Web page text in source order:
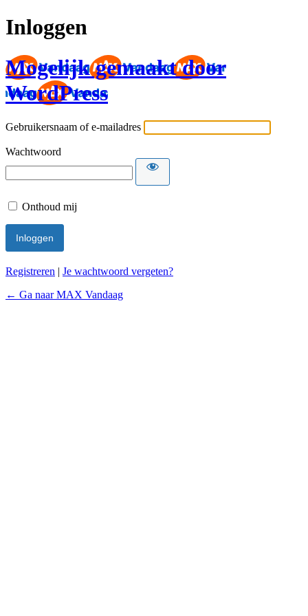
Inloggen
Mogelijk gemaakt door
WordPress
Gebruikersnaam of e-mailadres
Wachtwoord
Onthoud mij
Registreren | Je wachtwoord vergeten?
← Ga naar MAX Vandaag